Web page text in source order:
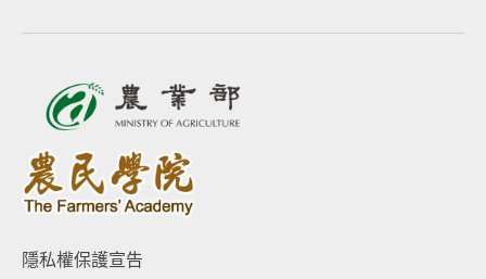
隱私權保護宣告